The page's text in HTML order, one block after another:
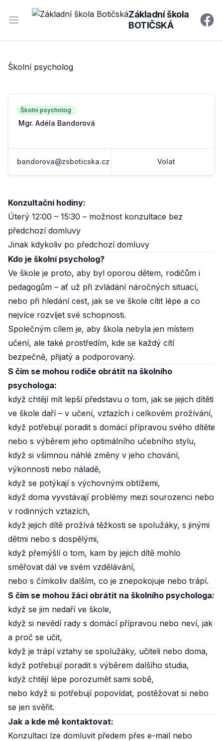
Open main menu
Základní škola
BOTIČSKÁ
Školní psycholog
Školní psycholog
Mgr. Adéla Bandorová
bandorova@zsboticska.cz Volat
Konzultační hodiny:
Úterý 12:00 – 15:30 – možnost konzultace bez
předchozí domluvy
Jinak kdykoliv po předchozí domluvy
Kdo je školní psycholog?
Ve škole je proto, aby byl oporou dětem, rodičům i
pedagogům – ať už při zvládání náročných situací,
nebo při hledání cest, jak se ve škole cítit lépe a co
nejvíce rozvíjet své schopnosti.
Společným cílem je, aby škola nebyla jen místem
učení, ale také prostředím, kde se každý cítí
bezpečně, přijatý a podporovaný.
S čím se mohou rodiče obrátit na školního
psychologa:
když chtějí mít lepší představu o tom, jak se jejich dítěti
ve škole daří – v učení, vztazích i celkovém prožívání,
když potřebují poradit s domácí přípravou svého dítěte
nebo s výběrem jeho optimálního učebního stylu,
když si všimnou náhlé změny v jeho chování,
výkonnosti nebo náladě,
když se potýkají s výchovnými obtížemi,
když doma vyvstávají problémy mezi sourozenci nebo
v rodinných vztazích,
když jejich dítě prožívá těžkosti se spolužáky, s jinými
dětmi nebo s dospělými,
když přemýšlí o tom, kam by jejich dítě mohlo
směřovat dál ve svém vzdělávání,
nebo s čímkoliv dalším, co je znepokojuje nebo trápí.
S čím se mohou žáci obrátit na školního psychologa:
když se jim nedaří ve škole,
když si nevědí rady s domácí přípravou nebo neví, jak
a proč se učit,
když je trápí vztahy se spolužáky, učiteli nebo doma,
když potřebují poradit s výběrem dalšího studia,
když chtějí lépe porozumět sami sobě,
nebo když si potřebují popovídat, postěžovat si nebo
se jen svěřit.
Jak a kde mě kontaktovat:
Konzultaci lze domluvit předem přes e-mail nebo